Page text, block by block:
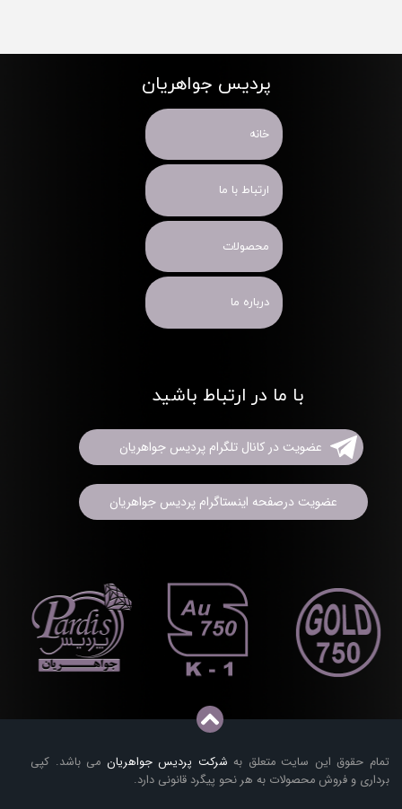
تمام حقوق این سایت متعلق به شرکت پردیس جواهریان می باشد. کپی
برداری و فروش محصولات به هر نحو پیگرد قانونی دارد.
پردیس جواهریان
خانه
ارتباط با ما
محصولات
درباره ما
با ما در ارتباط باشید
عضویت در کانال تلگرام پردیس جواهریان
عضویت درصفحه اینستاگرام پردیس جواهریان